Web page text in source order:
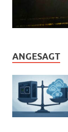
ANGESAGT